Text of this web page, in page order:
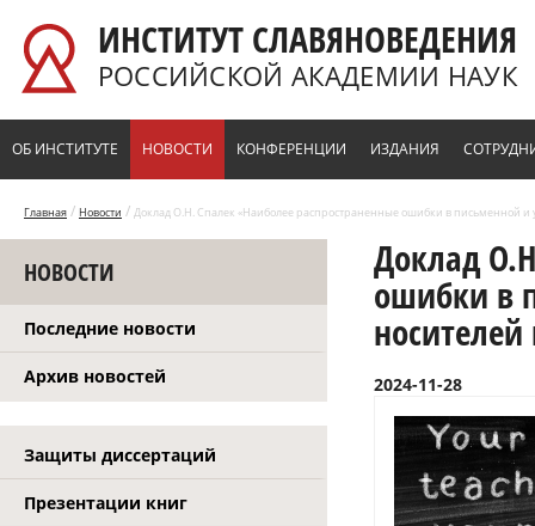
ИНСТИТУТ СЛАВЯНОВЕДЕНИЯ
РОССИЙСКОЙ АКАДЕМИИ НАУК
ОБ ИНСТИТУТЕ НОВОСТИ КОНФЕРЕНЦИИ ИЗДАНИЯ
Главная / Новости / Доклад О.Н. Спалек «Наиболее распространенные ошибки в письменной и
НОВОСТИ
Последние новости
Архив новостей
Защиты диссертаций
Презентации книг
Доклад
ошибки в
2024-11-28